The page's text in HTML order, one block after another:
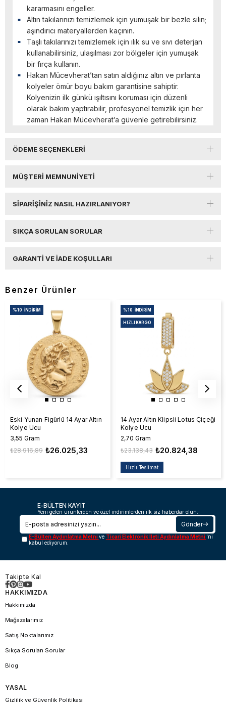
kararmasını engeller.
Altın takılarınızı temizlemek için yumuşak bir bezle silin;
aşındırıcı materyallerden kaçının.
Taşlı takılarınızı temizlemek için ılık su ve sıvı deterjan
kullanabilirsiniz, ulaşılması zor bölgeler için yumuşak
bir fırça kullanın.
Hakan Mücevherat’tan satın aldığınız altın ve pırlanta
kolyeler ömür boyu bakım garantisine sahiptir.
Kolyenizin ilk günkü ışıltısını koruması için düzenli
olarak bakım yaptırabilir, profesyonel temizlik için her
zaman Hakan Mücevherat’a güvenle getirebilirsiniz.
ÖDEME SEÇENEKLERI
MÜŞTERI MEMNUNIYETI
SIPARIŞINIZ NASIL HAZIRLANIYOR?
SIKÇA SORULAN SORULAR
GARANTI VE İADE KOŞULLARI
Benzer Ürünler
Eski Yunan Figürlü 14 Ayar Altın
Kolye Ucu
3,55 Gram
₺26.025,33
₺28.916,89
%10 İNDIRIM
14 Ayar Altın Klipsli Lotus Çiçeği
Kolye Ucu
2,70 Gram
₺20.824,38
₺23.138,43
Hızlı Teslimat
%10 İNDIRIM
HIZLI KARGO
E-BÜLTEN KAYIT
Yeni gelen ürünlerden ve özel indirimlerden ilk siz haberdar olun.
Gönder
E-Bülten Aydınlatma Metnive Ticari Elektronik İleti Aydınlatma Metni 'ni
kabul ediyorum.
Takipte Kal
HAKKIMIZDA
Hakkımızda
Mağazalarımız
Satış Noktalarımız
Sıkça Sorulan Sorular
Blog
YASAL
Gizlilik ve Güvenlik Politikası